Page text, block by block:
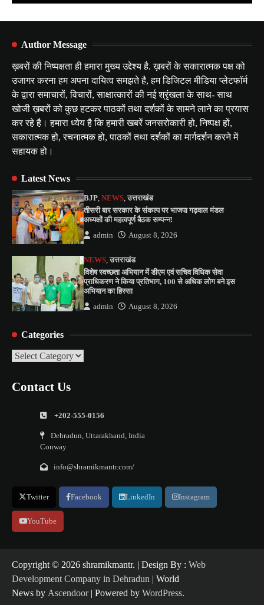
Author Message
ख़बरों की निष्पक्षता ही हमारा मुख्य उद्देश्य है. ख़बरों के सकारात्मक पक्ष को
उजागर करना हम अपना दायित्व समझते है, हम डिजिटल मीडिया प्लेटफॉर्म
के द्वारा समाचारों, विचारों, साक्षात्कारों की नई श्रृंखला के साथ- साथ
खोजी ख़बरों को कुछ हटकर पाठकों तथा दर्शकों के सामने लाने का प्रयास
कर रहे है। हमारा ध्येय है कि हमारी खबरें जनसरोकारी हो, निष्पक्ष हों,
सकारात्मक हो, रचनात्मक हो, पाठकों तथा दर्शकों का मार्गदर्शन करने में
सहायक हो।
Latest News
BJP,NEWS,उत्तराखंड
तीसरी बार सरकार के संकल्प पर भाजपा गढ़वाल मंडल
अध्यक्षों की महत्वपूर्ण बैठक सम्पन्न!
admin August 8, 2026
NEWS,उत्तराखंड
विशेष स्वच्छता अभियान में डीएम एवं सचिव विधिक सेवा
प्राधिकरण ने किया प्रतिभाग, 100 से अधिक लोग बने इस
अभियान का हिस्सा
admin August 8, 2026
Categories
Categories
Contact Us
+202-555-0156
Dehradun, Uttarakhand, India
Conway
info@shramikmantr.com/
Twitter Facebook LinkedIn Instagram
YouTube
Copyright ©️ 2026 shramikmantr. | Design By : Web
Development Company in Dehradun | World
News by Ascendoor| Powered by WordPress.